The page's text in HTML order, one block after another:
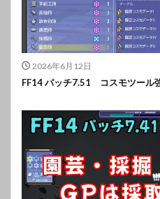
2026年6月12日
FF14 パッチ7.51 コスモツール